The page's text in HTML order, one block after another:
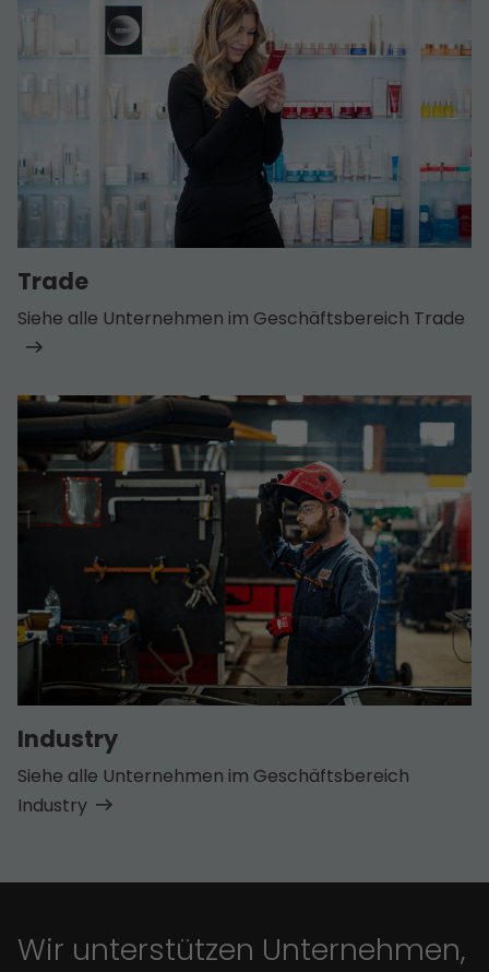
Trade
Siehe alle Unternehmen im Geschäfts­bereich Trade
Industry
Siehe alle Unternehmen im Geschäfts­bereich
Industry
Wir unterstützen Unternehmen,